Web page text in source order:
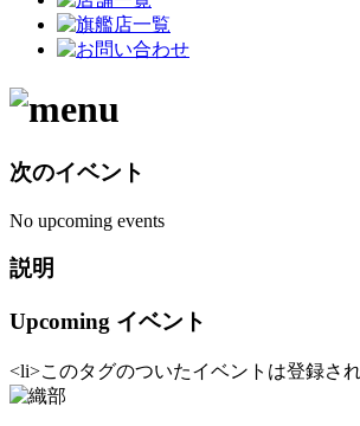
次のイベント
No upcoming events
説明
Upcoming イベント
<li>このタグのついたイベントは登録さ